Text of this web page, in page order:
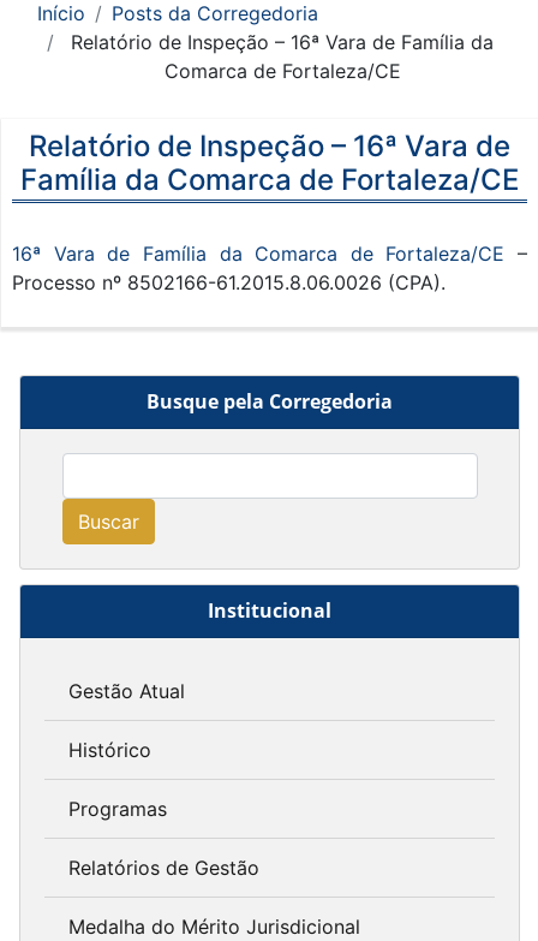
Início
Posts da Corregedoria
Relatório de Inspeção – 16ª Vara de Família da
Comarca de Fortaleza/CE
Busque pela Corregedoria
Buscar
Institucional
Gestão Atual
Histórico
Programas
Relatórios de Gestão
Medalha do Mérito Jurisdicional
Relatório de Inspeção – 16ª Vara de
Família da Comarca de Fortaleza/CE
16ª Vara de Família da Comarca de Fortaleza/CE –
Processo nº 8502166-61.2015.8.06.0026 (CPA).